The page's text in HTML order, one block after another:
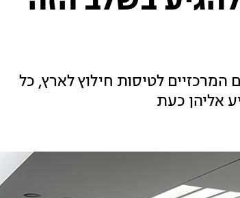
לטיסות חילוץ לארץ, כל
אליהן כעת